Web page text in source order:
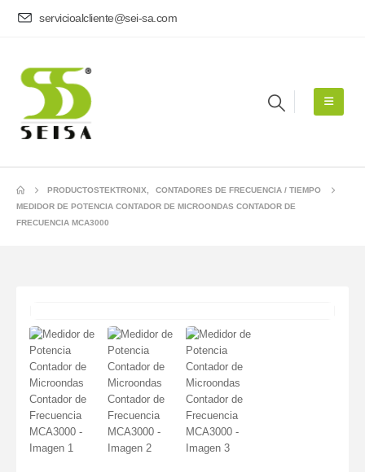
servicioalcliente@sei-sa.com
PRODUCTOSTEKTRONIX
CONTADORES DE FRECUENCIA / TIEMPO
MEDIDOR DE POTENCIA CONTADOR DE MICROONDAS CONTADOR DE
FRECUENCIA MCA3000